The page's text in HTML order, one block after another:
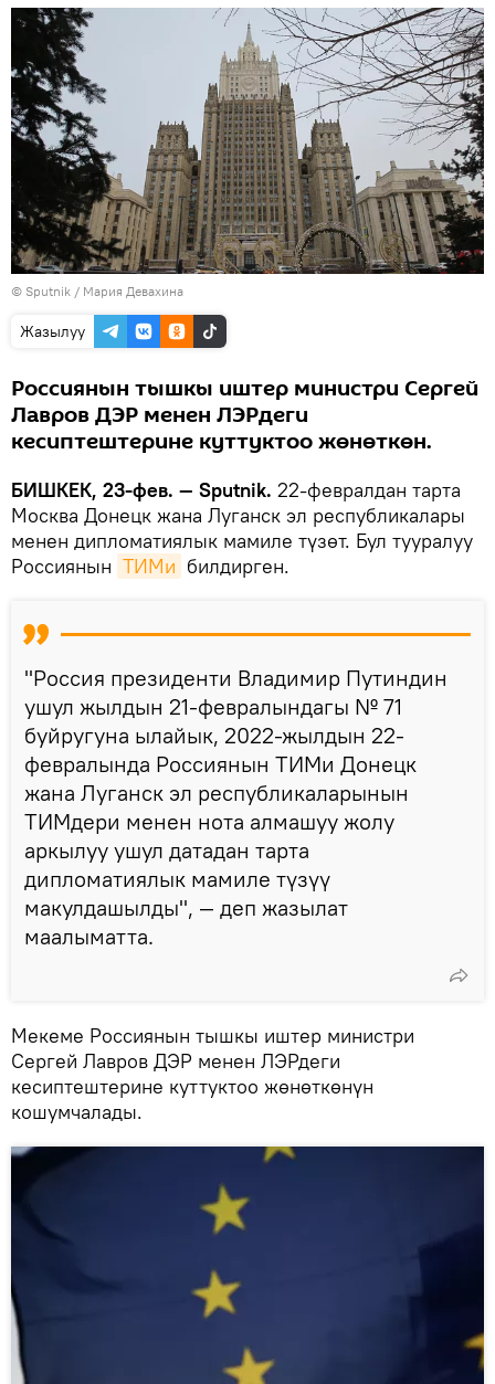
© Sputnik / Мария Девахина
Жазылуу
Россиянын тышкы иштер министри Сергей
Лавров ДЭР менен ЛЭРдеги
кесиптештерине куттуктоо жөнөткөн.
БИШКЕК, 23-фев. — Sputnik. 22-февралдан тарта
Москва Донецк жана Луганск эл республикалары
менен дипломатиялык мамиле түзөт. Бул тууралуу
Россиянын ТИМи билдирген.
"Россия президенти Владимир Путиндин
ушул жылдын 21-февралындагы № 71
буйругуна ылайык, 2022-жылдын 22-
февралында Россиянын ТИМи Донецк
жана Луганск эл республикаларынын
ТИМдери менен нота алмашуу жолу
аркылуу ушул датадан тарта
дипломатиялык мамиле түзүү
макулдашылды", — деп жазылат
маалыматта.
Мекеме Россиянын тышкы иштер министри
Сергей Лавров ДЭР менен ЛЭРдеги
кесиптештерине куттуктоо жөнөткөнүн
кошумчалады.